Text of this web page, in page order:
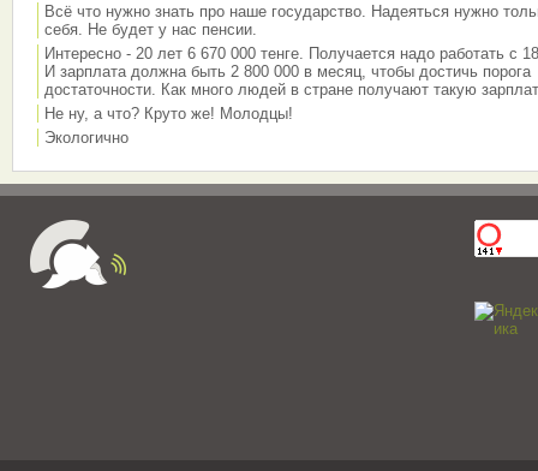
Всё что нужно знать про наше государство. Надеяться нужно
себя. Не будет у нас пенсии.
Интересно - 20 лет 6 670 000 тенге. Получается надо работать с
И зарплата должна быть 2 800 000 в месяц, чтобы достичь порога
достаточности. Как много людей в стране получают такую
Не ну, а что? Круто же! Молодцы!
Экологично